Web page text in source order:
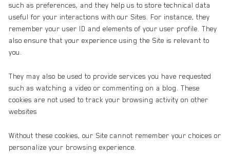
such as preferences, and they help us to store technical data
useful for your interactions with our Sites. For instance, they
remember your user ID and elements of your user profile. They
also ensure that your experience using the Site is relevant to
you.
They may also be used to provide services you have requested
such as watching a video or commenting on a blog. These
cookies are not used to track your browsing activity on other
websites
Without these cookies, our Site cannot remember your choices or
personalize your browsing experience.